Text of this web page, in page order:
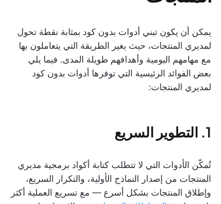
يمكن أن يكون تبني أدوات بدون كود بمثابة نقطة تحول
لمديري المنتجات، حيث يغير الطريقة التي يتعاملون بها
مع مهامهم اليومية وأهدافهم طويلة المدى. فيما يلي
بعض الفوائد الرئيسية التي توفرها أدوات بدون كود
لمديري المنتجات:
1. التطوير السريع
تُمكّن الأدوات التي لا تتطلب كتابة أكواد برمجية مديري
المنتجات من إصدار النماذج الأولية، والتكرار السريع،
وإطلاق المنتجات بشكل أسرع — مع تسريع العملية أكثر